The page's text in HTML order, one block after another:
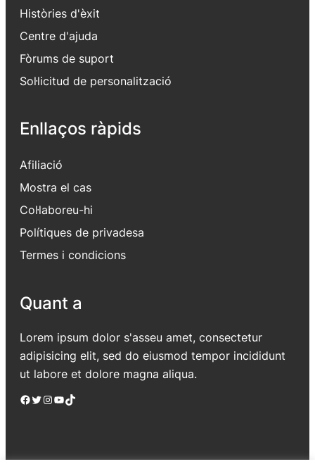
Històries d'èxit
Centre d'ajuda
Fòrums de suport
Sol·licitud de personalització
Enllaços ràpids
Afiliació
Mostra el cas
Col·laboreu-hi
Polítiques de privadesa
Termes i condicions
Quant a
Lorem ipsum dolor s'asseu amet, consectetur
adipisicing elit, sed do eiusmod tempor incididunt
ut labore et dolore magna aliqua.
Facebook Twitter Instagram YouTube TikTok